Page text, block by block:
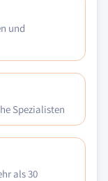
und
Spezialisten
als 30